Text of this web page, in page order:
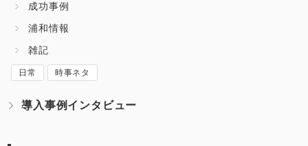
成功事例
浦和情報
雑記
日常 時事ネタ
導入事例インタビュー